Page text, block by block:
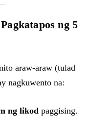
ng 5
araw-araw (tulad
nagkuwento na:
ng likod paggising.